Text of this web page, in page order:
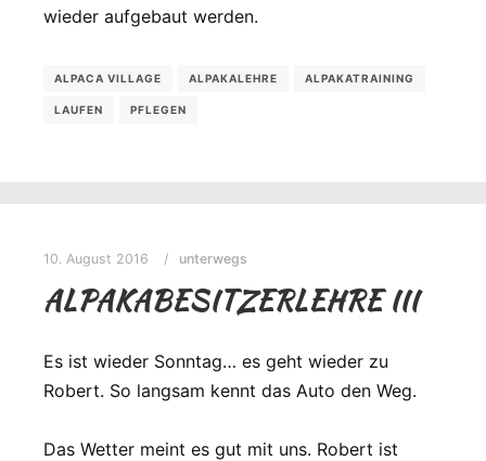
wieder aufgebaut werden.
ALPACA VILLAGE ALPAKALEHRE ALPAKATRAINING
LAUFEN PFLEGEN
10. August 2016 unterwegs
ALPAKABESITZERLEHRE III
Es ist wieder Sonntag… es geht wieder zu
Robert. So langsam kennt das Auto den Weg.
Das Wetter meint es gut mit uns. Robert ist